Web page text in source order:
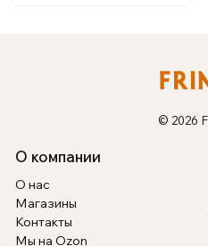
© 2026
О компании
О нас
Магазины
Контакты
Мы на Ozon